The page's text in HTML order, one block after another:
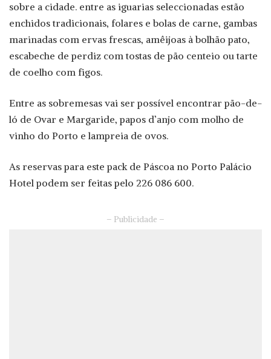
sobre a cidade. entre as iguarias seleccionadas estão
enchidos tradicionais, folares e bolas de carne, gambas
marinadas com ervas frescas, amêijoas à bolhão pato,
escabeche de perdiz com tostas de pão centeio ou tarte
de coelho com figos.
Entre as sobremesas vai ser possível encontrar pão-de-
ló de Ovar e Margaride, papos d’anjo com molho de
vinho do Porto e lampreia de ovos.
As reservas para este pack de Páscoa no Porto Palácio
Hotel podem ser feitas pelo 226 086 600.
– Publicidade –